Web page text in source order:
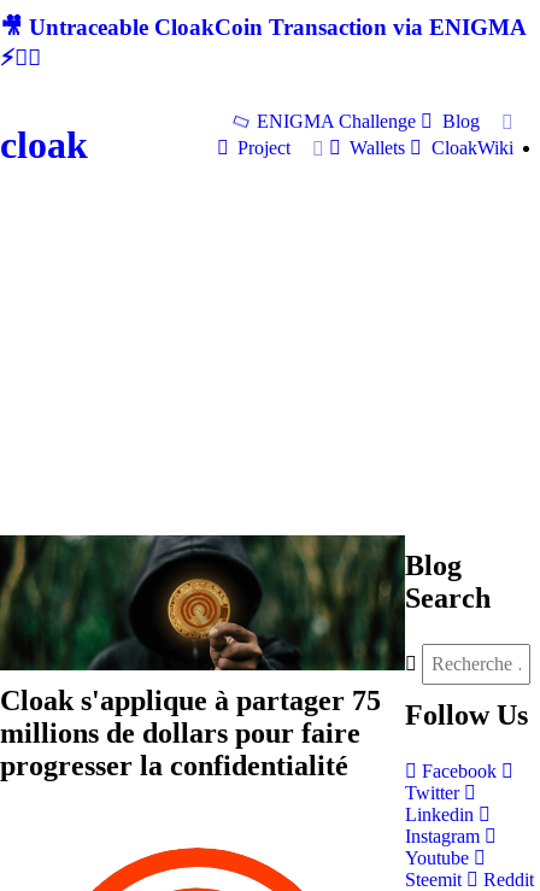
🎥 Untraceable CloakCoin Transaction via ENIGMA
⚡🕵‍♂
cloak
ENIGMA Challenge
Blog
Project
Wallets CloakWiki
Cloak s'applique à partager 75
millions de dollars pour faire
progresser la confidentialité
Blog
Search
Follow Us
Facebook
Twitter
Linkedin
Instagram
Youtube
Steemit
Reddit